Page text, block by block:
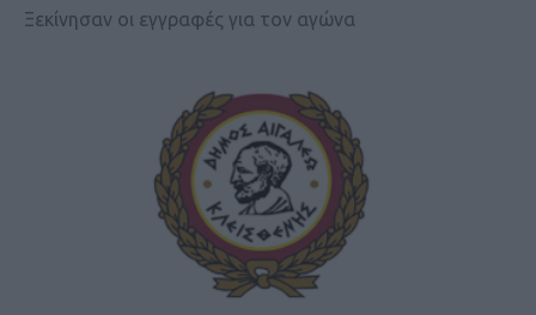
Ξεκίνησαν οι εγγραφές για τον αγώνα